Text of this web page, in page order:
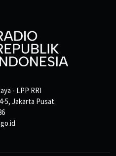
- LPP RRI
5, Jakarta Pusat.